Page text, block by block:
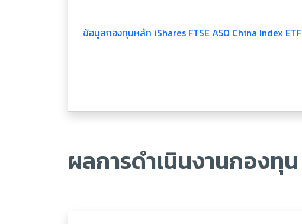
ข้อมูลกองทุนหลัก iShares FTSE A50 China Index ETF
ผลการดำเนินงานกองทุน